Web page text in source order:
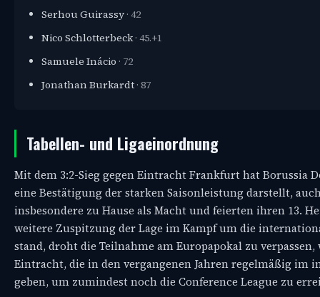
Serhou Guirassy · 42
Nico Schlotterbeck· 45.+1
Samuele Inácio · 72
Jonathan Burkardt · 87
Tabellen- und Ligaeinordnung
Mit dem 3:2-Sieg gegen Eintracht Frankfurt hat Borussia
eine Bestätigung der starken Saisonleistung darstellt,
insbesondere zu Hause als Macht und feierten ihren 13.
weitere Zuspitzung der Lage im Kampf um die
stand, droht die Teilnahme am Europapokal zu
Eintracht, die in den vergangenen Jahren regelmäßig im
geben, um zumindest noch die Conference League zu